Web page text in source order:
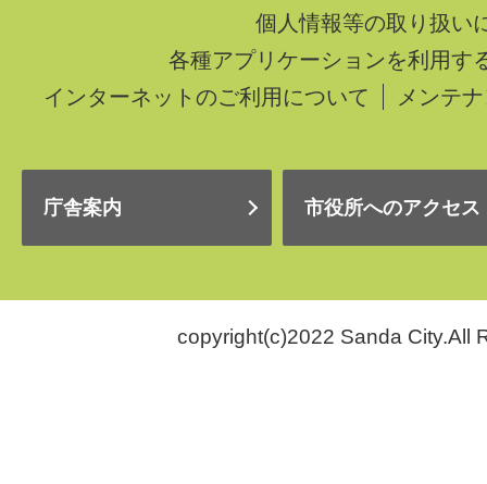
個人情報等の取り扱い
各種アプリケーションを利用す
インターネットのご利用について
メンテ
庁舎案内 市役所へのアクセス
copyright(c)2022 Sanda City.All